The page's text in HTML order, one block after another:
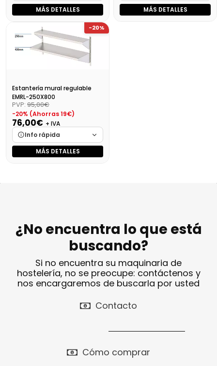
Marca
Cargando…
Medidas
Cargando…
Disponibilidad
Cargando…
Precio final (+21%) 137,46 €
MÁS DETALLES
Marca
Cargando…
MÁS DETALLES
-20%
Estantería mural regulable
EMRL-250X800
PVP: 95,00€
-20% (Ahorras 19€)
76,00€ + IVA
Info rápida
Marca
Cargando…
MÁS DETALLES
¿No encuentra lo que está
buscando?
Si no encuentra su maquinaria de
hostelería, no se preocupe: contáctenos y
nos encargaremos de buscarla por usted
Contacto
Cómo comprar